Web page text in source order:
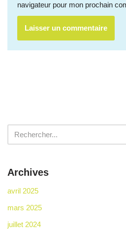
navigateur pour mon prochain
Archives
avril 2025
mars 2025
juillet 2024